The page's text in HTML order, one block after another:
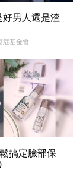
好男人還是渣
症基金會
搞定臉部保